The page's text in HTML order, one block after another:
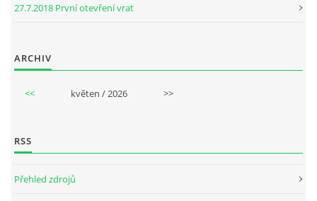
27.7.2018 První otevření vrat
ARCHIV
<< květen / 2026 >>
RSS
Přehled zdrojů